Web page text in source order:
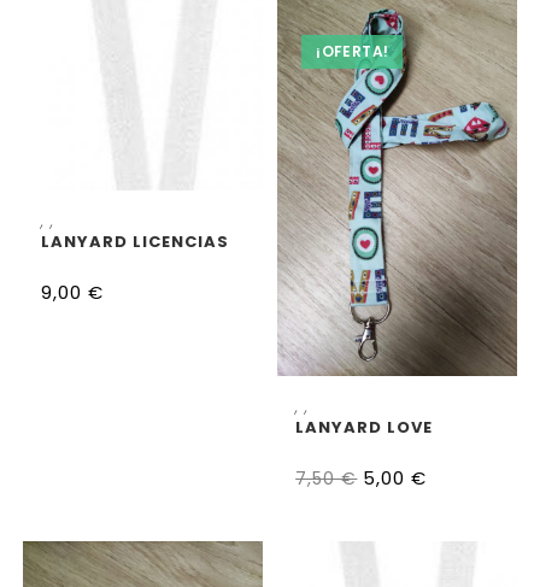
, ,
LANYARD LICENCIAS
9,00 €
¡OFERTA!
,,
LANYARD LOVE
7,50€ 5,00€